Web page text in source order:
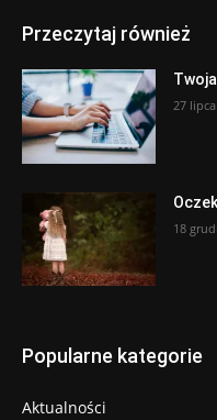
Przeczytaj również
27
18
Popularne kategorie
Aktualności